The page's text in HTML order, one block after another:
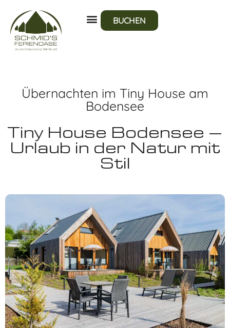
BUCHEN
Übernachten im Tiny House am
Bodensee
Tiny House Bodensee –
Urlaub in der Natur mit
Stil